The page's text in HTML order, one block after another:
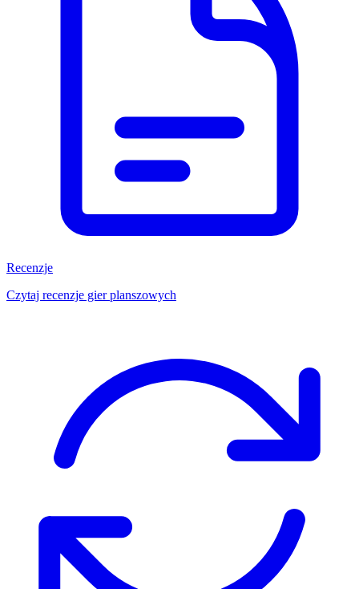
Recenzje
Czytaj recenzje gier planszowych